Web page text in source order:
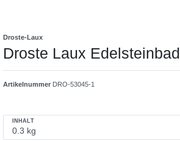
Droste-Laux
Droste Laux Edelsteinbad
Artikelnummer DRO-53045-1
INHALT